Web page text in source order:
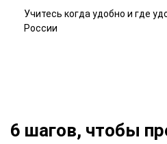
Учитесь когда удобно и где
России
6 шагов, чтобы